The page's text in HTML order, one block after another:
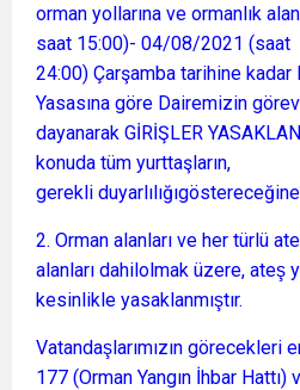
orman yollarına ve ormanlık
saat 15:00)- 04/08/2021 (saat
24:00) Çarşamba tarihine kadar
Yasasına göre Dairemizin
dayanarak GİRİŞLER
konuda tüm yurttaşların,
gerekli
2. Orman alanları ve her türlü
alanları dahilolmak üzere, ateş
kesinlikle yasaklanmıştır.
Vatandaşlarımızın görecekleri
177 (Orman Yangın İhbar